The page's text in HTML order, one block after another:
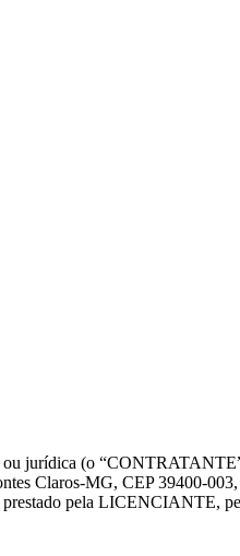
jurídica (o
Claros-MG, CEP 39400-
pela LICENCIANTE,